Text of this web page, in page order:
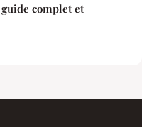
complet et